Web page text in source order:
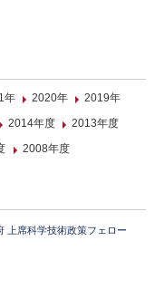
年 2020年
2019年
2014年度
2013年度
2008年度
上席科学技術政策フェロー